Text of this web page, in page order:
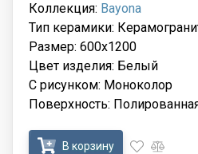
Коллекция: Bayona
Тип керамики:
Размер: 600x1200
Цвет изделия: Белый
С рисунком: Моноколор
Поверхность:
В корзину